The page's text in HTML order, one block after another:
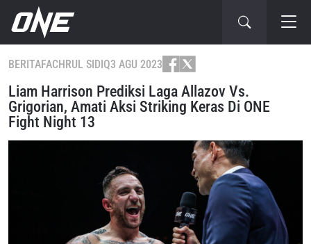
BERITAFACHRUL SIDIQ3 AGU 2023
Liam Harrison Prediksi Laga Allazov Vs.
Grigorian, Amati Aksi Striking Keras Di ONE
Fight Night 13